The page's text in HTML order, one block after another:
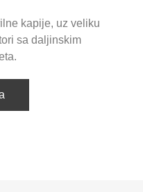
kapije, uz veliku
sa daljinskim